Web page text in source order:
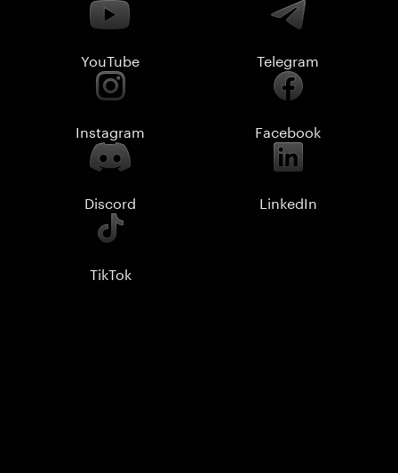
YouTube Telegram
Instagram Facebook
Discord LinkedIn
TikTok